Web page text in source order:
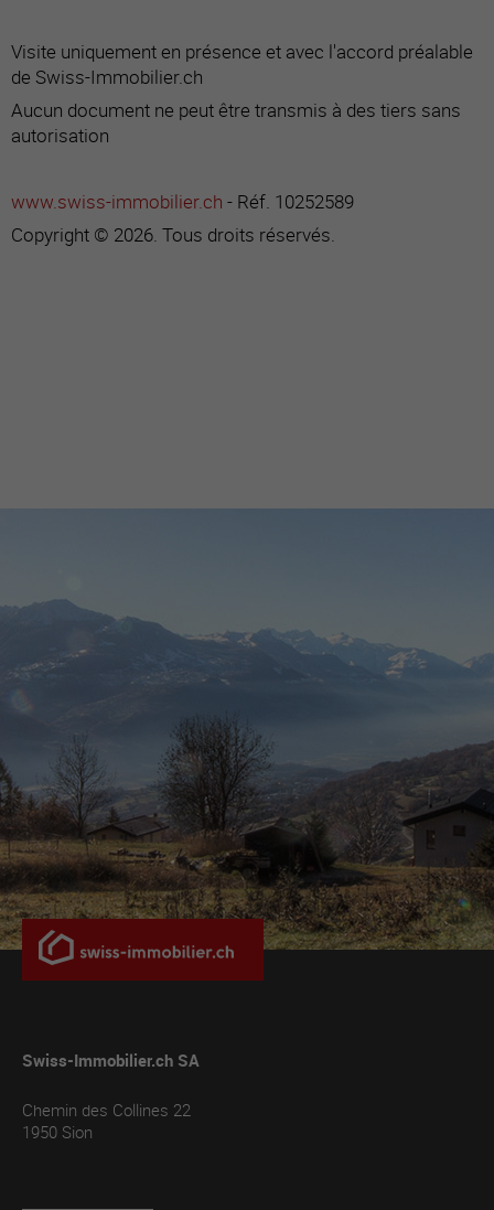
Visite uniquement en présence et avec l'accord préalable
de Swiss-Immobilier.ch
Aucun document ne peut être transmis à des tiers sans
autorisation
www.swiss-immobilier.ch - Réf. 10252589
Copyright © 2026. Tous droits réservés.
Swiss-Immobilier.ch SA
Chemin des Collines 22
1950 Sion